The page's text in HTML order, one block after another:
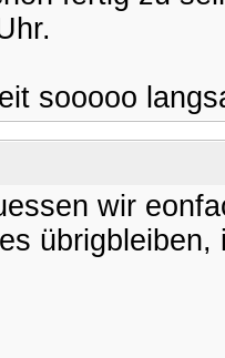
sooooo
wir
übrigbleiben,